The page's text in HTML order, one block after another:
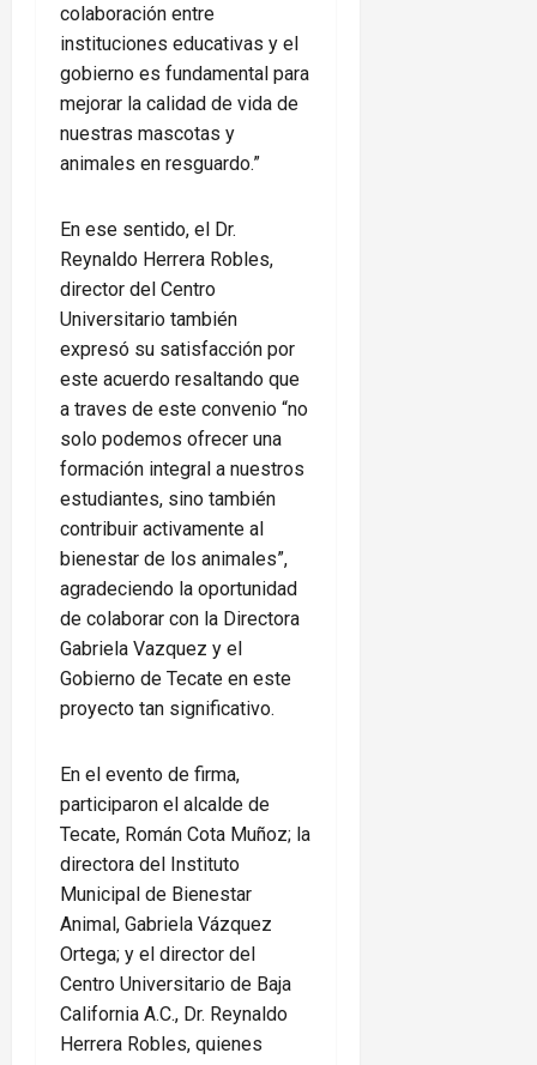
colaboración entre
instituciones educativas y el
gobierno es fundamental para
mejorar la calidad de vida de
nuestras mascotas y
animales en resguardo.”
En ese sentido, el Dr.
Reynaldo Herrera Robles,
director del Centro
Universitario también
expresó su satisfacción por
este acuerdo resaltando que
a traves de este convenio “no
solo podemos ofrecer una
formación integral a nuestros
estudiantes, sino también
contribuir activamente al
bienestar de los animales”,
agradeciendo la oportunidad
de colaborar con la Directora
Gabriela Vazquez y el
Gobierno de Tecate en este
proyecto tan significativo.
En el evento de firma,
participaron el alcalde de
Tecate, Román Cota Muñoz; la
directora del Instituto
Municipal de Bienestar
Animal, Gabriela Vázquez
Ortega; y el director del
Centro Universitario de Baja
California A.C., Dr. Reynaldo
Herrera Robles, quienes